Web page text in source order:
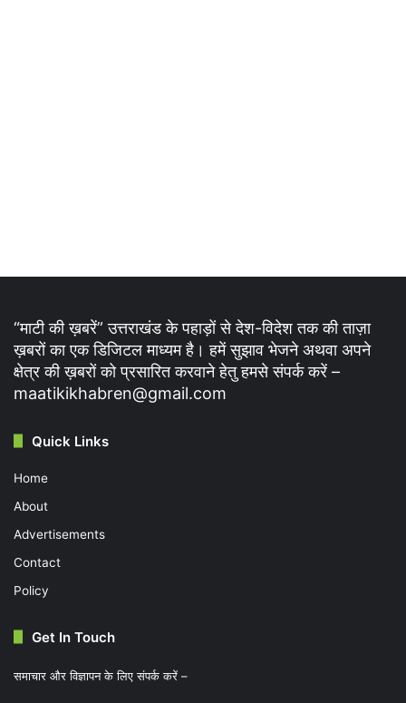
“माटी की ख़बरें” उत्तराखंड के पहाड़ों से देश-विदेश तक की ताज़ा
ख़बरों का एक डिजिटल माध्यम है। हमें सुझाव भेजने अथवा अपने
क्षेत्र की ख़बरों को प्रसारित करवाने हेतु हमसे संपर्क करें –
maatikikhabren@gmail.com
Quick Links
Home
About
Advertisements
Contact
Policy
Get In Touch
समाचार और विज्ञापन के लिए संपर्क करें –